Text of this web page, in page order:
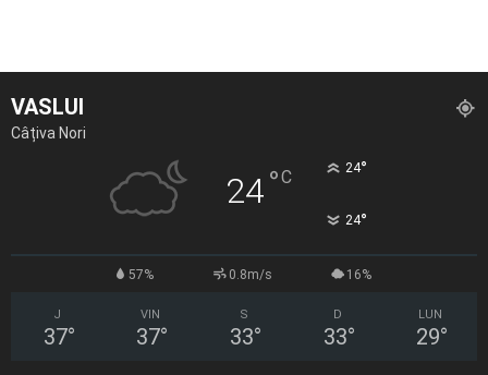
VASLUI
Câțiva Nori
24°C 24°
24°
57% 0.8m/s 16%
J
37°
VIN
37°
S
33°
D
33°
LUN
29°